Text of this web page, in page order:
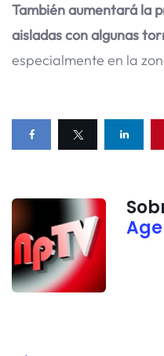
También aumentará la
aisladas con algunas
especialmente en la